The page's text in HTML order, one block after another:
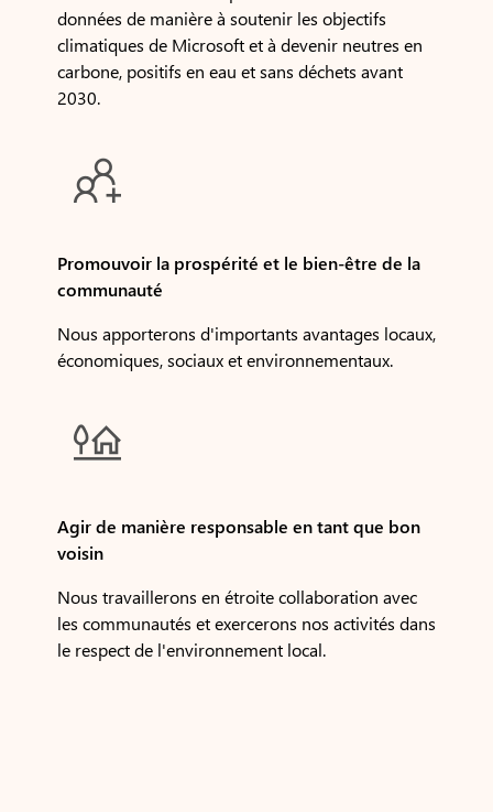
données de manière à soutenir les objectifs
climatiques de Microsoft et à devenir neutres en
carbone, positifs en eau et sans déchets avant
2030.

Promouvoir la prospérité et le bien-être de la
communauté
Nous apporterons d'importants avantages locaux,
économiques, sociaux et environnementaux.

Agir de manière responsable en tant que bon
voisin
Nous travaillerons en étroite collaboration avec
les communautés et exercerons nos activités dans
le respect de l'environnement local.